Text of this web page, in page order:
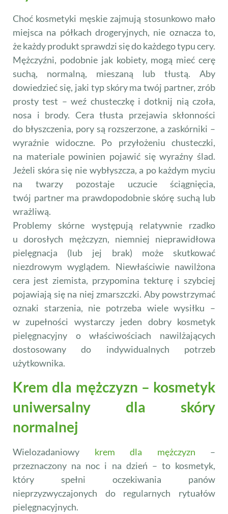
Choć kosmetyki męskie zajmują stosunkowo mało
miejsca na półkach drogeryjnych, nie oznacza to,
że każdy produkt sprawdzi się do każdego typu cery.
Mężczyźni, podobnie jak kobiety, mogą mieć cerę
suchą, normalną, mieszaną lub tłustą. Aby
dowiedzieć się, jaki typ skóry ma twój partner, zrób
prosty test – weź chusteczkę i dotknij nią czoła,
nosa i brody. Cera tłusta przejawia skłonności
do błyszczenia, pory są rozszerzone, a zaskórniki –
wyraźnie widoczne. Po przyłożeniu chusteczki,
na materiale powinien pojawić się wyraźny ślad.
Jeżeli skóra się nie wybłyszcza, a po każdym myciu
na twarzy pozostaje uczucie ściągnięcia,
twój partner ma prawdopodobnie skórę suchą lub
wrażliwą.
Problemy skórne występują relatywnie rzadko
u dorosłych mężczyzn, niemniej nieprawidłowa
pielęgnacja (lub jej brak) może skutkować
niezdrowym wyglądem. Niewłaściwie nawilżona
cera jest ziemista, przypomina tekturę i szybciej
pojawiają się na niej zmarszczki. Aby powstrzymać
oznaki starzenia, nie potrzeba wiele wysiłku –
w zupełności wystarczy jeden dobry kosmetyk
pielęgnacyjny o właściwościach nawilżających
dostosowany do indywidualnych potrzeb
użytkownika.
Krem dla mężczyzn – kosmetyk
uniwersalny dla skóry
normalnej
Wielozadaniowy krem dla mężczyzn –
przeznaczony na noc i na dzień – to kosmetyk,
który spełni oczekiwania panów
nieprzyzwyczajonych do regularnych rytuałów
pielęgnacyjnych.